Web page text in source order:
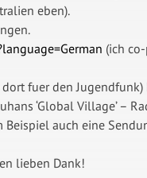
eben).
(ich
fuer den Jugendfunk)
‘Global Village’ –
auch eine
lieben Dank!